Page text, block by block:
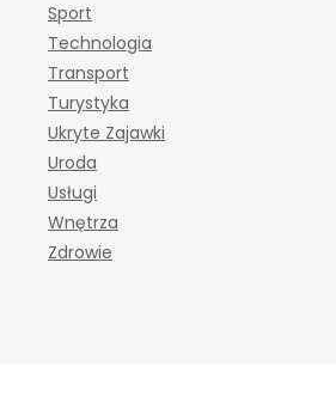
Sport
Technologia
Transport
Turystyka
Ukryte Zajawki
Uroda
Usługi
Wnętrza
Zdrowie